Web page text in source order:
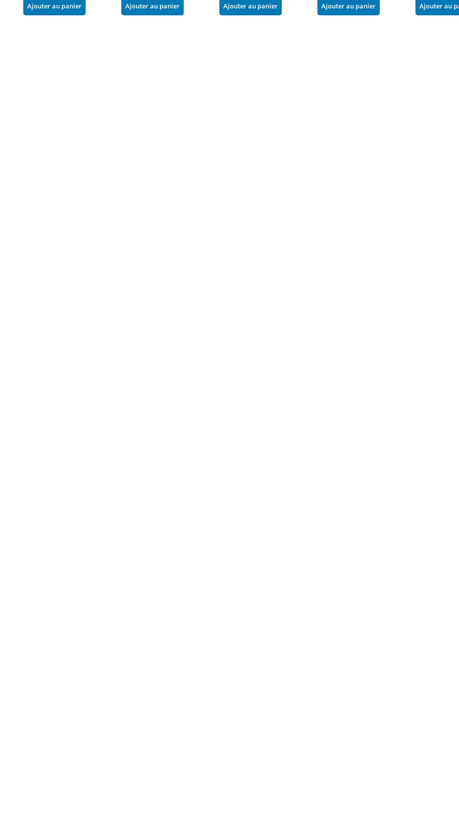
Ajouter au panier Ajouter au panier Ajouter au panier Ajouter au panier Ajouter au